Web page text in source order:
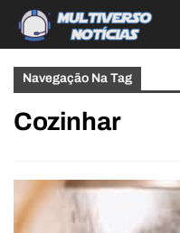
Navegação Na Tag
Cozinhar